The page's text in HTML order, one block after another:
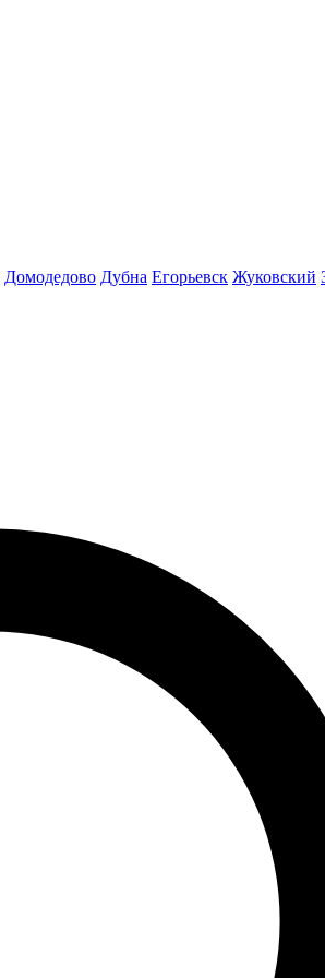
Домодедово Дубна Егорьевск Жуковский